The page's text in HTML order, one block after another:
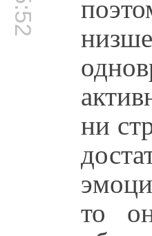
ни
то